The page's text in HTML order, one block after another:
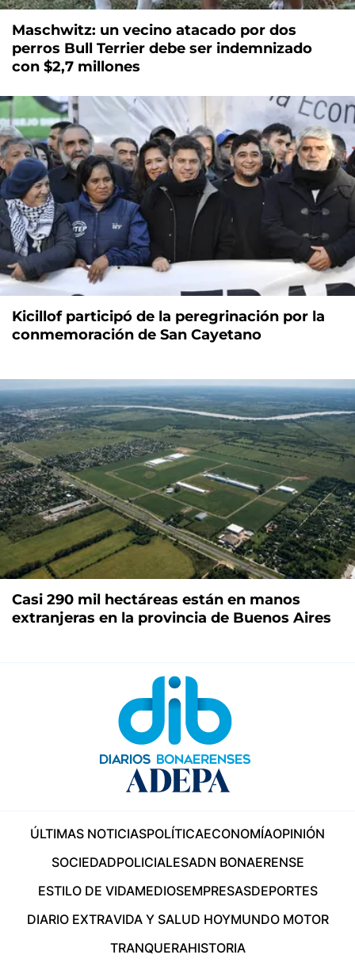
Maschwitz: un vecino atacado por dos
perros Bull Terrier debe ser indemnizado
con $2,7 millones
Kicillof participó de la peregrinación por la
conmemoración de San Cayetano
Casi 290 mil hectáreas están en manos
extranjeras en la provincia de Buenos Aires
ÚLTIMAS NOTICIASPOLÍTICAECONOMÍAOPINIÓN
SOCIEDADPOLICIALESADN BONAERENSE
ESTILO DE VIDAMEDIOSEMPRESASDEPORTES
DIARIO EXTRAVIDA Y SALUD HOYMUNDO MOTOR
TRANQUERAHISTORIA